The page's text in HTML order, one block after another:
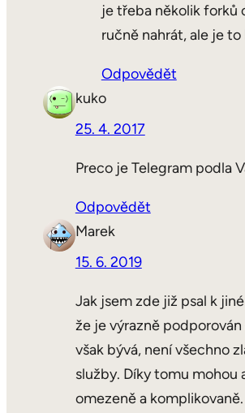
je třeba několik forků
ručně nahrát, ale je
Odpovědět
kuko
25. 4. 2017
Preco je Telegram podla
Odpovědět
Marek
15. 6. 2019
Jak jsem zde již psal k
že je výrazně
však bývá, není všechno
služby. Díky tomu mohou
omezeně a